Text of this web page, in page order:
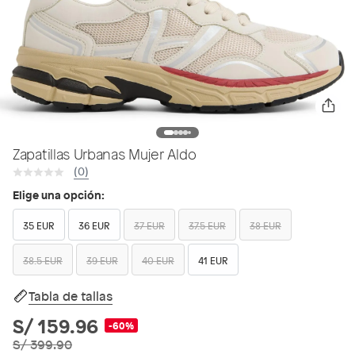
Zapatillas Urbanas Mujer Aldo
(0)
Elige una opción:
35 EUR 36 EUR 37 EUR 37.5 EUR 38 EUR
38.5 EUR 39 EUR 40 EUR 41 EUR
Tabla de tallas
S/ 159.96 -60%
S/ 399.90